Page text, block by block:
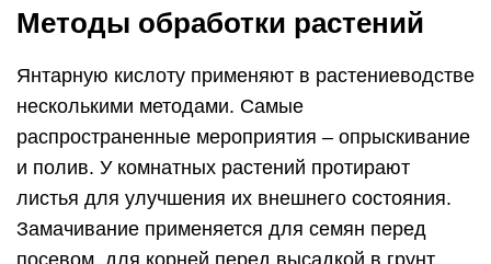
Методы обработки растений
Янтарную кислоту применяют в растениеводстве
несколькими методами. Самые
распространенные мероприятия – опрыскивание
и полив. У комнатных растений протирают
листья для улучшения их внешнего состояния.
Замачивание применяется для семян перед
посевом, для корней перед высадкой в грунт.